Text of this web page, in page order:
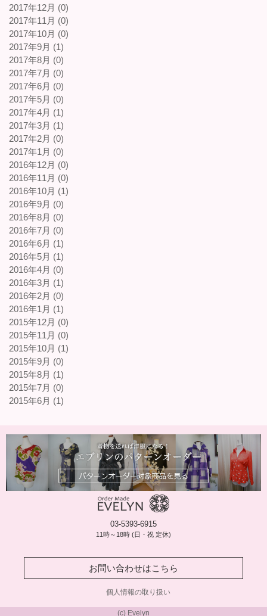
2017年12月 (0)
2017年11月 (0)
2017年10月 (0)
2017年9月 (1)
2017年8月 (0)
2017年7月 (0)
2017年6月 (0)
2017年5月 (0)
2017年4月 (1)
2017年3月 (1)
2017年2月 (0)
2017年1月 (0)
2016年12月 (0)
2016年11月 (0)
2016年10月 (1)
2016年9月 (0)
2016年8月 (0)
2016年7月 (0)
2016年6月 (1)
2016年5月 (1)
2016年4月 (0)
2016年3月 (1)
2016年2月 (0)
2016年1月 (1)
2015年12月 (0)
2015年11月 (0)
2015年10月 (1)
2015年9月 (0)
2015年8月 (1)
2015年7月 (0)
2015年6月 (1)
03-5393-6915
11時～18時 (日・祝 定休)
お問い合わせはこちら
個人情報の取り扱い
(c) Evelyn